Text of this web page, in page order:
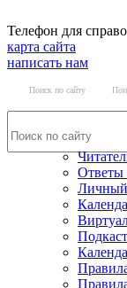
Телефон для
карта сайта
написать нам
Поиск по сайту
Ответы
Личный